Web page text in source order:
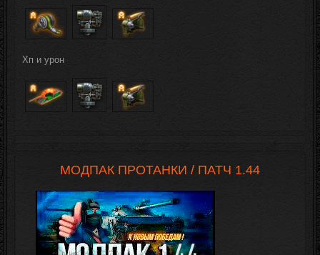
Хп и урон
МОДПАК ПРОТАНКИ / ПАТЧ 1.44